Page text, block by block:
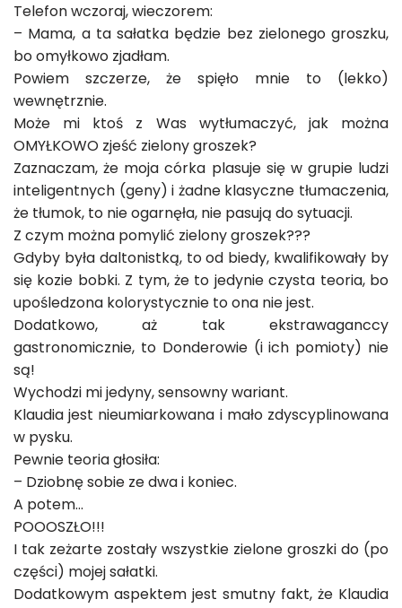
Telefon wczoraj, wieczorem:
– Mama, a ta sałatka będzie bez zielonego groszku,
bo omyłkowo zjadłam.
Powiem szczerze, że spięło mnie to (lekko)
wewnętrznie.
Może mi ktoś z Was wytłumaczyć, jak można
OMYŁKOWO zjeść zielony groszek?
Zaznaczam, że moja córka plasuje się w grupie ludzi
inteligentnych (geny) i żadne klasyczne tłumaczenia,
że tłumok, to nie ogarnęła, nie pasują do sytuacji.
Z czym można pomylić zielony groszek???
Gdyby była daltonistką, to od biedy, kwalifikowały by
się kozie bobki. Z tym, że to jedynie czysta teoria, bo
upośledzona kolorystycznie to ona nie jest.
Dodatkowo, aż tak ekstrawaganccy
gastronomicznie, to Donderowie (i ich pomioty) nie
są!
Wychodzi mi jedyny, sensowny wariant.
Klaudia jest nieumiarkowana i mało zdyscyplinowana
w pysku.
Pewnie teoria głosiła:
– Dziobnę sobie ze dwa i koniec.
A potem…
POOOSZŁO!!!
I tak zeżarte zostały wszystkie zielone groszki do (po
części) mojej sałatki.
Dodatkowym aspektem jest smutny fakt, że Klaudia